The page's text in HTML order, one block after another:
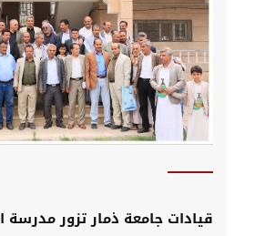
قيادات جامعة ذمار تزور مدرسة